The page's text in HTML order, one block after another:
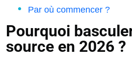
Par où commencer ?
Pourquoi
source en 2026 ?